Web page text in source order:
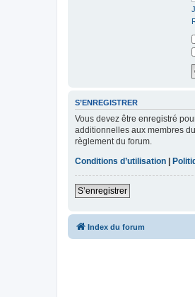
S’ENREGISTRER
Vous devez être enregistré
additionnelles aux membres
règlement du forum.
Conditions d’utilisation
S’enregistrer
Index du forum